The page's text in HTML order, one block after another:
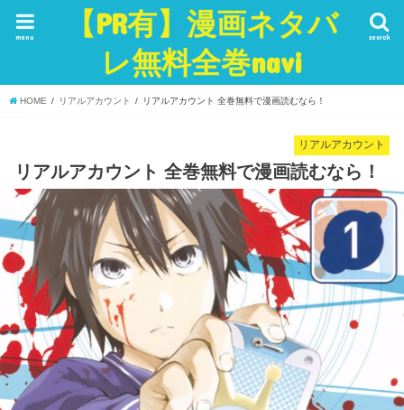
【PR有】漫画ネタバ
レ無料全巻navi
search
menu
HOME リアルアカウント リアルアカウント 全巻無料で漫画読むなら！
リアルアカウント
リアルアカウント 全巻無料で漫画読むなら！